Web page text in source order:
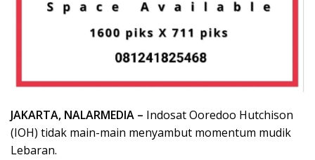
JAKARTA, NALARMEDIA – Indosat Ooredoo Hutchison
(IOH) tidak main-main menyambut momentum mudik
Lebaran.